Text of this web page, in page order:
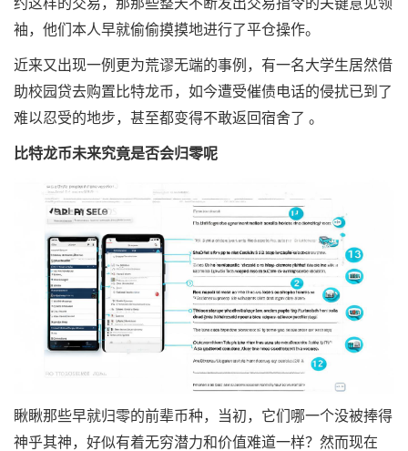
约这样的交易，那那些整天不断发出交易指令的关键意见领
袖，他们本人早就偷偷摸摸地进行了平仓操作。
近来又出现一例更为荒谬无端的事例，有一名大学生居然借
助校园贷去购置比特龙币，如今遭受催债电话的侵扰已到了
难以忍受的地步，甚至都变得不敢返回宿舍了 。
比特龙币未来究竟是否会归零呢
瞅瞅那些早就归零的前辈币种，当初，它们哪一个没被捧得
神乎其神，好似有着无穷潜力和价值难道一样？然而现在